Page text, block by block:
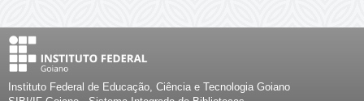
Instituto Federal de Educação, Ciência e Tecnologia Goiano